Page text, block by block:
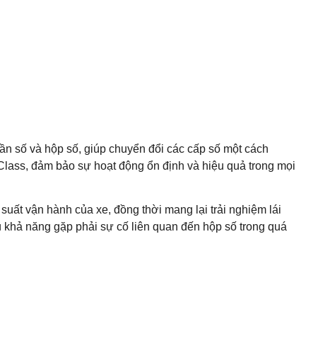
số và hộp số, giúp chuyển đổi các cấp số một cách
đảm bảo sự hoạt động ổn định và hiệu quả trong mọi
vận hành của xe, đồng thời mang lại trải nghiệm lái
năng gặp phải sự cố liên quan đến hộp số trong quá